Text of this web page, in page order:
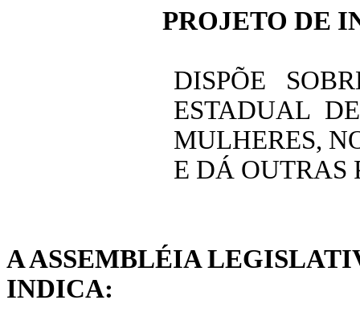
PROJETO DE
DISPÕE
ESTADUAL
MULHERES,
E DÁ OUTRAS
A ASSEMBLÉIA
INDICA: